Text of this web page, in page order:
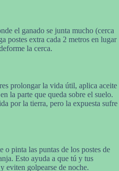
el ganado se junta mucho (cerca
postes extra cada 2 metros en lugar
la cerca.
prolongar la vida útil, aplica aceite
la parte que queda sobre el suelo.
por la tierra, pero la expuesta sufre
pinta las puntas de los postes de
Esto ayuda a que tú y tus
eviten golpearse de noche.